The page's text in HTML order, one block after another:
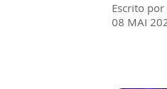
Escrito por
08 MAI